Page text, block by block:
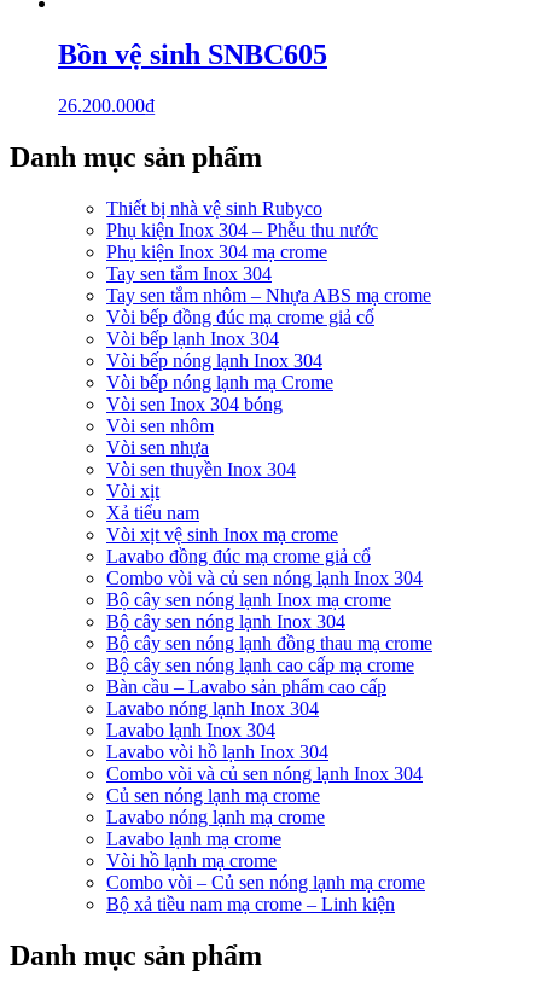
Bồn vệ sinh SNBC605
26.200.000₫
Danh mục sản phẩm
Thiết bị nhà vệ sinh Rubyco
Phụ kiện Inox 304 – Phễu thu nước
Phụ kiện Inox 304 mạ crome
Tay sen tắm Inox 304
Tay sen tắm nhôm – Nhựa ABS mạ crome
Vòi bếp đồng đúc mạ crome giả cổ
Vòi bếp lạnh Inox 304
Vòi bếp nóng lạnh Inox 304
Vòi bếp nóng lạnh mạ Crome
Vòi sen Inox 304 bóng
Vòi sen nhôm
Vòi sen nhựa
Vòi sen thuyền Inox 304
Vòi xịt
Xả tiểu nam
Vòi xịt vệ sinh Inox mạ crome
Lavabo đồng đúc mạ crome giả cổ
Combo vòi và củ sen nóng lạnh Inox 304
Bộ cây sen nóng lạnh Inox mạ crome
Bộ cây sen nóng lạnh Inox 304
Bộ cây sen nóng lạnh đồng thau mạ crome
Bộ cây sen nóng lạnh cao cấp mạ crome
Bàn cầu – Lavabo sản phẩm cao cấp
Lavabo nóng lạnh Inox 304
Lavabo lạnh Inox 304
Lavabo vòi hồ lạnh Inox 304
Combo vòi và củ sen nóng lạnh Inox 304
Củ sen nóng lạnh mạ crome
Lavabo nóng lạnh mạ crome
Lavabo lạnh mạ crome
Vòi hồ lạnh mạ crome
Combo vòi – Củ sen nóng lạnh mạ crome
Bộ xả tiều nam mạ crome – Linh kiện
Danh mục sản phẩm